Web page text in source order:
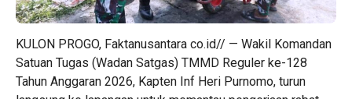
KULON PROGO, Faktanusantara co.id// — Wakil Komandan
Satuan Tugas (Wadan Satgas) TMMD Reguler ke-128
Tahun Anggaran 2026, Kapten Inf Heri Purnomo, turun